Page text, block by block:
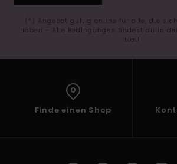
(*) Angebot gültig online für alle, die
haben - Alle Bedingungen findest du in
Mail
Finde einen Shop